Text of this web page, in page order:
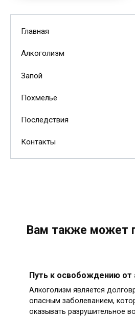
Главная
Алкоголизм
Запой
Похмелье
Последствия
Контакты
Вам также может
Путь к освобождению от
Алкоголизм является
опасным заболеванием,
оказывать разрушительное